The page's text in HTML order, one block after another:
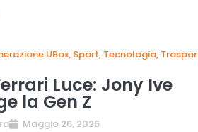
UBox, Sport, Tecnologia,
Luce: Jony Ive
la Gen Z
Maggio 26, 2026